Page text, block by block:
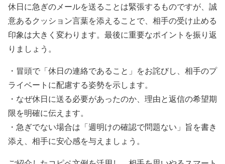
休日に急ぎのメールを送ることは緊張するものですが、誠
意あるクッション言葉を添えることで、相手の受け止める
印象は大きく変わります。最後に重要なポイントを振り返
りましょう。
・冒頭で「休日の連絡であること」をお詫びし、相手のプ
ライベートに配慮する姿勢を示します。
・なぜ休日に送る必要があったのか、理由と返信の希望期
限を明確に伝えます。
・急ぎでない場合は「週明けの確認で問題ない」旨を書き
添え、相手に安心感を与えましょう。